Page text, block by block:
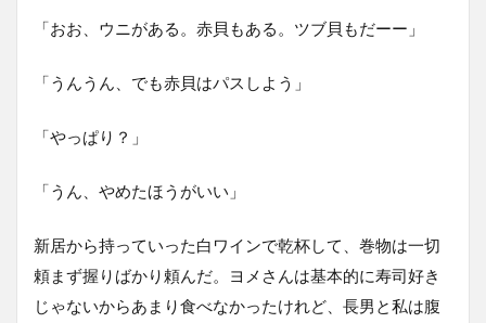
「おお、ウニがある。赤貝もある。ツブ貝もだーー」
「うんうん、でも赤貝はパスしよう」
「やっぱり？」
「うん、やめたほうがいい」
新居から持っていった白ワインで乾杯して、巻物は一切
頼まず握りばかり頼んだ。ヨメさんは基本的に寿司好き
じゃないからあまり食べなかったけれど、長男と私は腹